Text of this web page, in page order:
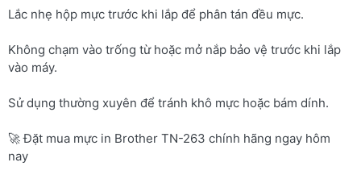
Lắc nhẹ hộp mực trước khi lắp để phân tán đều mực.
Không chạm vào trống từ hoặc mở nắp bảo vệ trước khi lắp
vào máy.
Sử dụng thường xuyên để tránh khô mực hoặc bám dính.
🚀 Đặt mua mực in Brother TN-263 chính hãng ngay hôm
nay